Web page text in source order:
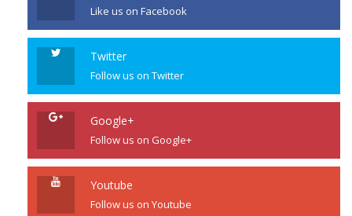
Like us on Facebook
Twitter
Follow us on Twitter
Google+
Follow us on Google+
Youtube
Follow us on Youtube